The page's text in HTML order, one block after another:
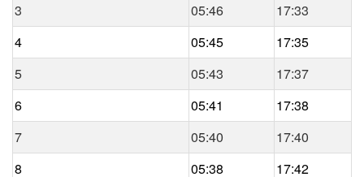
3
05:46
17:33
4
05:45
17:35
5
05:43
17:37
6
05:41
17:38
7
05:40
17:40
8
05:38
17:42